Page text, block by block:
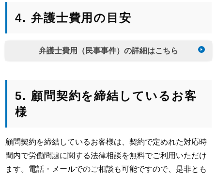
4. 弁護士費用の目安
弁護士費用（民事事件）の詳細はこちら
5. 顧問契約を締結しているお客
様
顧問契約を締結しているお客様は、契約で定めれた対応時
間内で労働問題に関する法律相談を無料でご利用いただけ
ます。電話・メールでのご相談も可能ですので、是非とも